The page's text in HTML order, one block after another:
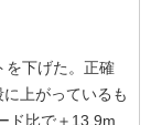
を下げた。正確
上がっているも
ド比で＋13.9m